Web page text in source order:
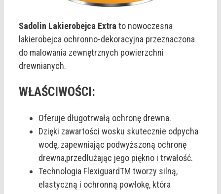
Sadolin Lakierobejca Extrato nowoczesna
lakierobejca ochronno-dekoracyjna przeznaczona
do malowania zewnętrznych powierzchni
drewnianych.
WŁAŚCIWOŚCI:
Oferuje długotrwałą ochronę drewna.
Dzięki zawartości wosku skutecznie odpycha
wodę, zapewniając podwyższoną ochronę
drewna,przedłużając jego piękno i trwałość.
Technologia FlexiguardTM tworzy silną,
elastyczną i ochronną powłokę, która